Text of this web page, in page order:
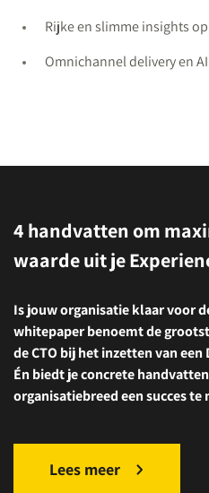
Rijke en slimme insights
Omnichannel delivery en
4 handvatten om
waarde uit je
Is jouw organisatie klaar voor
whitepaper benoemt de
de CTO bij het inzetten van
Én biedt je concrete
organisatiebreed een succes te
Lees meer